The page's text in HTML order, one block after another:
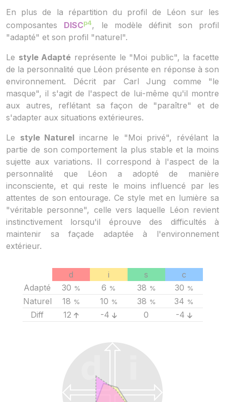
En plus de la répartition du profil de Léon sur les
composantes DISCp4, le modèle définit son profil
"adapté" et son profil "naturel".
Le style Adapté représente le "Moi public", la facette
de la personnalité que Léon présente en réponse à son
environnement. Décrit par Carl Jung comme "le
masque", il s'agit de l'aspect de lui-même qu'il montre
aux autres, reflétant sa façon de "paraître" et de
s'adapter aux situations extérieures.
Le style Naturel incarne le "Moi privé", révélant la
partie de son comportement la plus stable et la moins
sujette aux variations. Il correspond à l'aspect de la
personnalité que Léon a adopté de manière
inconsciente, et qui reste le moins influencé par les
attentes de son entourage. Ce style met en lumière sa
"véritable personne", celle vers laquelle Léon revient
instinctivement lorsqu'il éprouve des difficultés à
maintenir sa façade adaptée à l'environnement
extérieur.
d i s
c
Adapté
30 % 6 % 38 % 30 %
Naturel 18 % 10 % 38 % 34 %
Diff 12 -4 0 -4